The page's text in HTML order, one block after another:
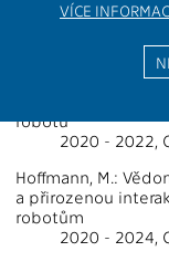
VÍCE
Hoffmann, M.:
peripersonálního
2020 - 2022,
robotů
2020 - 2022,
Hoffmann, M.:
a přirozenou
robotům
2020 - 2024,